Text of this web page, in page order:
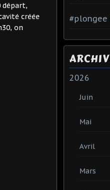
départ,
créée
on
#plongee
2026
Juin
Mai
Avril
Mars